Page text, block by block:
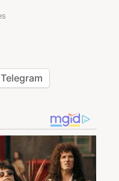
Telegram